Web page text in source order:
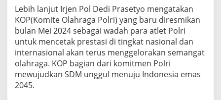
D
a
p
a
t
P
e
n
Lebih lanjut Irjen Pol Dedi Prasetyo mengatakan
KOP(Komite Olahraga Polri) yang baru diresmikan
bulan Mei 2024 sebagai wadah para atlet Polri
untuk mencetak prestasi di tingkat nasional dan
internasional akan terus menggelorakan semangat
olahraga. KOP bagian dari komitmen Polri
mewujudkan SDM unggul menuju Indonesia emas
2045.